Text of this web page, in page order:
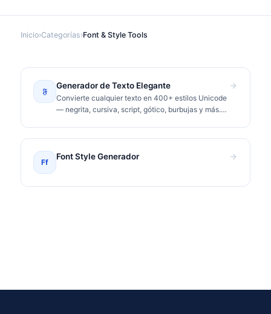
Inicio›Categorías›Font & Style Tools
𝔉
Generador de Texto Elegante
Convierte cualquier texto en 400+ estilos Unicode
— negrita, cursiva, script, gótico, burbujas y más.
Ff
Font Style Generador